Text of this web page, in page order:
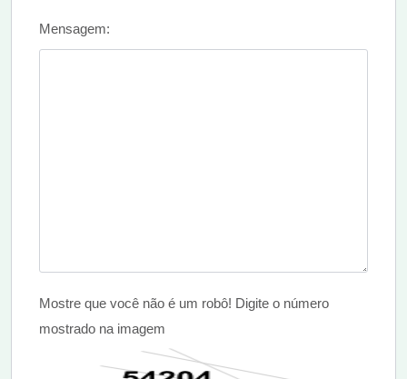
Mensagem:
Mostre que você não é um robô! Digite o número
mostrado na imagem